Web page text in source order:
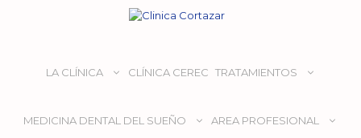
LA CLÍNICA CLÍNICA CEREC TRATAMIENTOS
MEDICINA DENTAL DEL SUEÑO AREA PROFESIONAL